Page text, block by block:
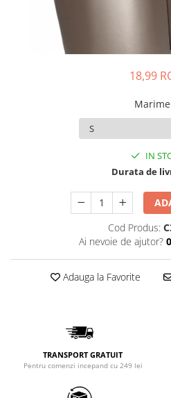
18,99
Marime
IN
Durata de
Cod Produs:
Ai nevoie de ajutor?
Adauga la Favorite
TRANSPORT GRATUIT
Pentru comenzi incepand cu 249 lei